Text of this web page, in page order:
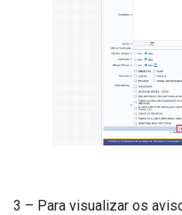
3 – Para visualizar os